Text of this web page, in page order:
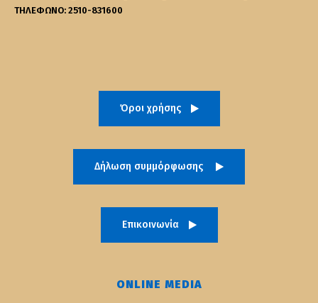
ΤΗΛΕΦΩΝΟ: 2510-831600
Όροι χρήσης
Δήλωση συμμόρφωσης
Επικοινωνία
ONLINE MEDIA